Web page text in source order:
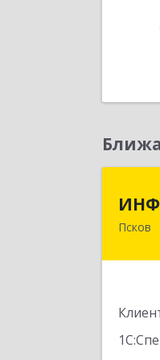
Псков